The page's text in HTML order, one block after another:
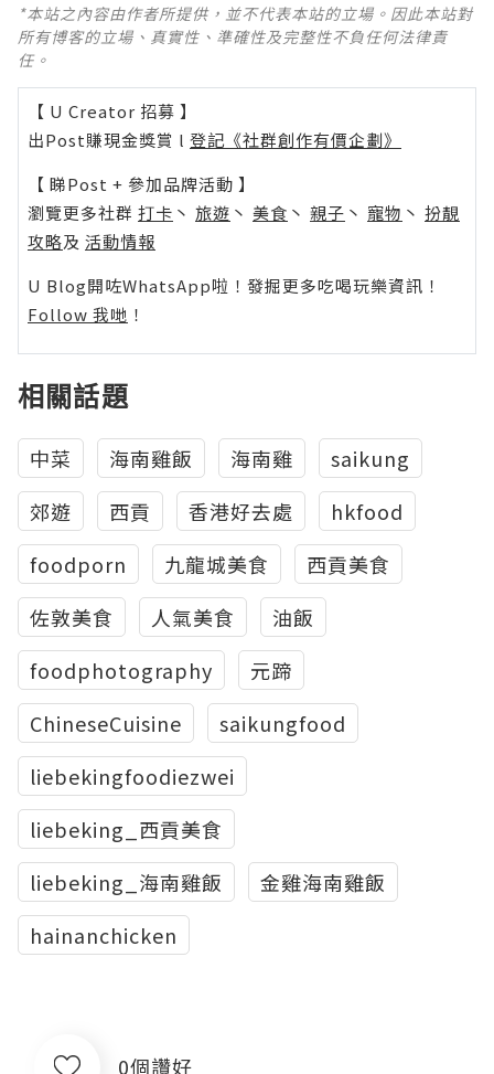
*本站之內容由作者所提供，並不代表本站的立場。因此本站對
所有博客的立場、真實性、準確性及完整性不負任何法律責
任。
【 U Creator 招募 】
出Post賺現金獎賞 l 登記《社群創作有價企劃》
【 睇Post + 參加品牌活動 】
瀏覽更多社群 打卡 丶 旅遊 丶 美食 丶 親子 丶 寵物 丶 扮靚
攻略及 活動情報
U Blog開咗WhatsApp啦！發掘更多吃喝玩樂資訊！
Follow 我哋 ！
相關話題
中菜 海南雞飯 海南雞
saikung
郊遊
西貢 香港好去處
hkfood
foodporn
九龍城美食
西貢美食
佐敦美食
人氣美食
油飯
foodphotography
元蹄
ChineseCuisine
saikungfood
liebekingfoodiezwei
liebeking_西貢美食
liebeking_海南雞飯
金雞海南雞飯
hainanchicken
0個讚好